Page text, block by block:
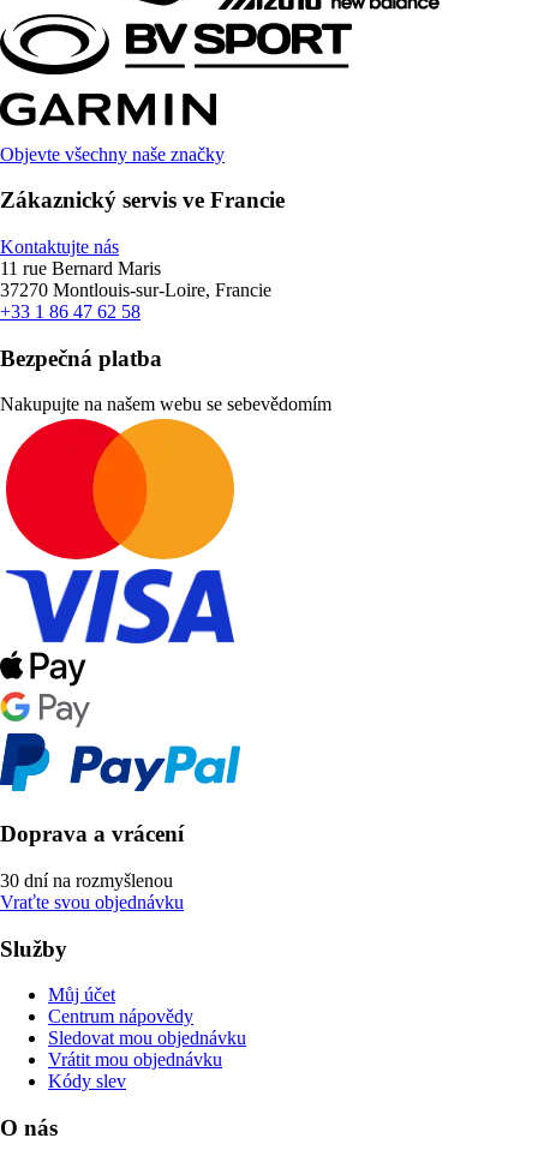
Objevte všechny naše značky
Zákaznický servis ve Francie
Kontaktujte nás
11 rue Bernard Maris
37270 Montlouis-sur-Loire, Francie
+33 1 86 47 62 58
Bezpečná platba
Nakupujte na našem webu se sebevědomím
Doprava a vrácení
30 dní na rozmyšlenou
Vraťte svou objednávku
Služby
Můj účet
Centrum nápovědy
Sledovat mou objednávku
Vrátit mou objednávku
Kódy slev
O nás